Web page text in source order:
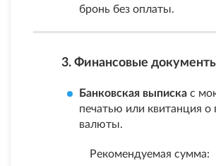
бронь без оплаты.
3. Финансовые
Банковская выписка с
печатью или квитанция о
валюты.
Рекомендуемая сумма: